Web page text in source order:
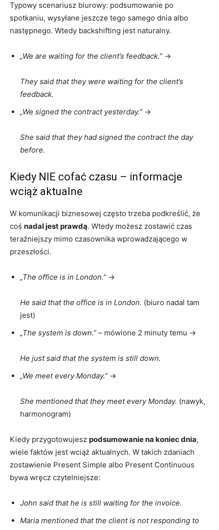
Typowy scenariusz biurowy: podsumowanie po
spotkaniu, wysyłane jeszcze tego samego dnia albo
następnego. Wtedy backshifting jest naturalny.
„We are waiting for the client’s feedback.” →
They said that they were waiting for the client’s
feedback.
„We signed the contract yesterday.” →
She said that they had signed the contract the day
before.
Kiedy NIE cofać czasu – informacje
wciąż aktualne
W komunikacji biznesowej często trzeba podkreślić, że
coś nadal jest prawdą. Wtedy możesz zostawić czas
teraźniejszy mimo czasownika wprowadzającego w
przeszłości.
„The office is in London.” →
He said that the office is in London. (biuro nadal tam
jest)
„The system is down.” – mówione 2 minuty temu →
He just said that the system is still down.
„We meet every Monday.” →
She mentioned that they meet every Monday. (nawyk,
harmonogram)
Kiedy przygotowujesz podsumowanie na koniec dnia,
wiele faktów jest wciąż aktualnych. W takich zdaniach
zostawienie Present Simple albo Present Continuous
bywa wręcz czytelniejsze:
John said that he is still waiting for the invoice.
Maria mentioned that the client is not responding to